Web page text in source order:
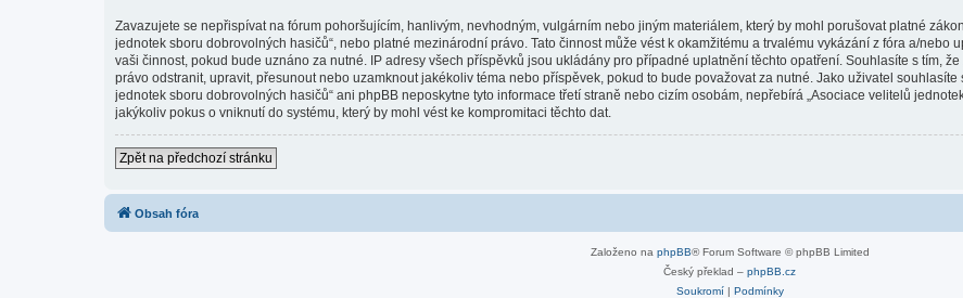
Zavazujete se nepřispívat na fórum pohoršujícím, hanlivým, nevhodným, vulgárním nebo jiným materiálem, který by mohl porušovat platné
jednotek sboru dobrovolných hasičů“, nebo platné mezinárodní právo. Tato činnost může vést k okamžitému a trvalému vykázání z fóra a/
vaši činnost, pokud bude uznáno za nutné. IP adresy všech příspěvků jsou ukládány pro případné uplatnění těchto opatření. Souhlasíte s tím,
právo odstranit, upravit, přesunout nebo uzamknout jakékoliv téma nebo příspěvek, pokud to bude považovat za nutné. Jako uživatel
jednotek sboru dobrovolných hasičů“ ani phpBB neposkytne tyto informace třetí straně nebo cizím osobám, nepřebírá „Asociace velitelů
jakýkoliv pokus o vniknutí do systému, který by mohl vést ke kompromitaci těchto dat.
Zpět na předchozí stránku
Obsah fóra
Založeno na phpBB® Forum Software © phpBB Limited
Český překlad – phpBB.cz
Soukromí| Podmínky